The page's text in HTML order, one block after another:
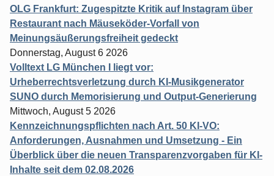
OLG Frankfurt: Zugespitzte Kritik auf Instagram über
Restaurant nach Mäuseköder-Vorfall von
Meinungsäußerungsfreiheit gedeckt
Donnerstag, August 6 2026
Volltext LG München I liegt vor:
Urheberrechtsverletzung durch KI-Musikgenerator
SUNO durch Memorisierung und Output-Generierung
Mittwoch, August 5 2026
Kennzeichnungspflichten nach Art. 50 KI-VO:
Anforderungen, Ausnahmen und Umsetzung - Ein
Überblick über die neuen Transparenzvorgaben für KI-
Inhalte seit dem 02.08.2026